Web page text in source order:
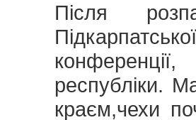
Після
республіки.
краєм,чехи